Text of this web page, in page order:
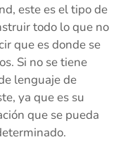
este es el tipo de
todo lo que no
que es donde se
Si no se tiene
lenguaje de
ya que es su
que se pueda